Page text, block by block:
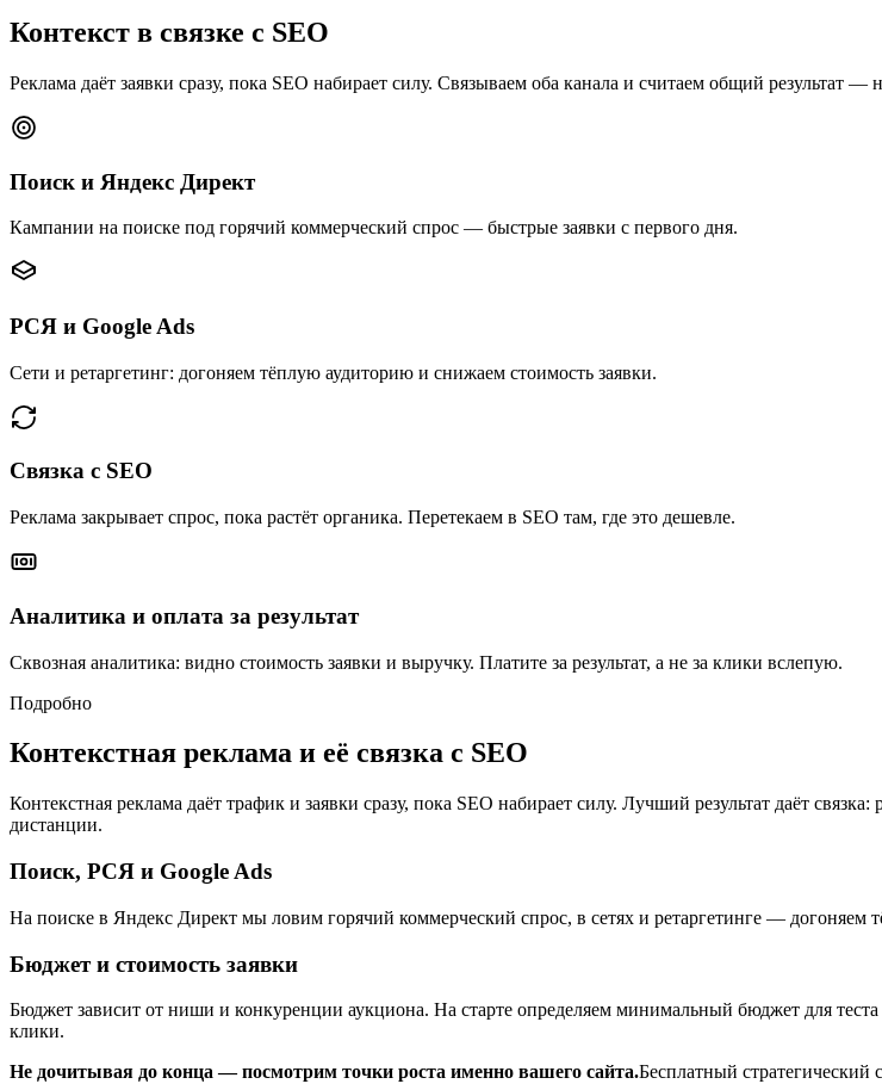
Контекст в связке с SEO
Реклама даёт заявки сразу, пока SEO набирает силу. Связываем оба канала и считаем общий результат —
Поиск и Яндекс Директ
Кампании на поиске под горячий коммерческий спрос — быстрые заявки с первого дня.
РСЯ и Google Ads
Сети и ретаргетинг: догоняем тёплую аудиторию и снижаем стоимость заявки.
Связка с SEO
Реклама закрывает спрос, пока растёт органика. Перетекаем в SEO там, где это дешевле.
Аналитика и оплата за результат
Сквозная аналитика: видно стоимость заявки и выручку. Платите за результат, а не за клики вслепую.
Подробно
Контекстная реклама и её связка с SEO
Контекстная реклама даёт трафик и заявки сразу, пока SEO набирает силу. Лучший результат даёт
дистанции.
Поиск, РСЯ и Google Ads
На поиске в Яндекс Директ мы ловим горячий коммерческий спрос, в сетях и ретаргетинге —
Бюджет и стоимость заявки
Бюджет зависит от ниши и конкуренции аукциона. На старте определяем минимальный бюджет для теста
клики.
Не дочитывая до конца — посмотрим точки роста именно вашего сайта.Бесплатный стратегический